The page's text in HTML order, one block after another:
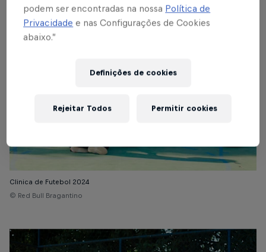
Clinica de Futebol 2024
© Red Bull Bragantino
podem ser encontradas na nossa Política de
Privacidade e nas Configurações de Cookies
abaixo.”
Definições de cookies
Rejeitar Todos Permitir cookies